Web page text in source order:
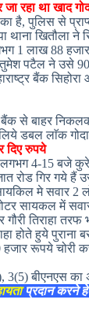
रहा था खाद
का है, पुलिस से
थाना खितौला ने
1 लाख 88
पटैल ने उसे 90
बैंक
बैंक से बाहर
डबल लाॅक
दिए रुपये
4-15 बजे
गिर गये हैं
मे सवार
सायकल में
तिराहा
होते हुये
रूपये चोरी
3(5) बीएनएस
प्रदान करने